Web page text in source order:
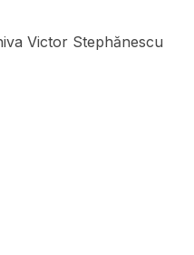
Victor Stephănescu